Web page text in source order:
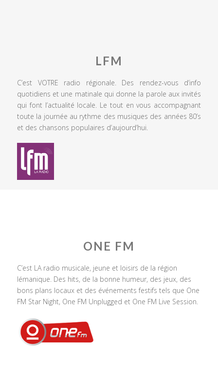
LFM
C’est VOTRE radio régionale. Des rendez-vous d’info
quotidiens et une matinale qui donne la parole aux invités
qui font l’actualité locale. Le tout en vous accompagnant
toute la journée au rythme des musiques des années 80’s
et des chansons populaires d’aujourd’hui.
ONE FM
C’est LA radio musicale, jeune et loisirs de la région
lémanique. Des hits, de la bonne humeur, des jeux, des
bons plans locaux et des événements festifs tels que One
FM Star Night, One FM Unplugged et One FM Live Session.